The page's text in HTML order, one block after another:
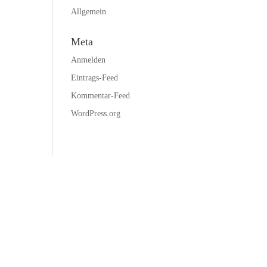
Allgemein
Meta
Anmelden
Eintrags-Feed
Kommentar-Feed
WordPress.org